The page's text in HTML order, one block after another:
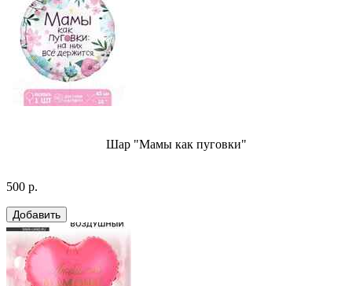
Шар "Мамы как пуговки"
500 р.